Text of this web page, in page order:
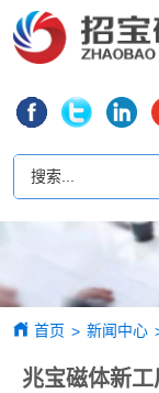
首页 > 新闻中心
兆宝磁体新